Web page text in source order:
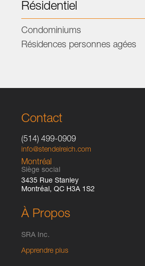
Résidentiel
Condominiums
Résidences personnes agées
Contact
(514) 499-0909
info@stendelreich.com
Montréal
Siège social
3435 Rue Stanley
Montréal, QC H3A 1S2
À Propos
SRA Inc.
Apprendre plus